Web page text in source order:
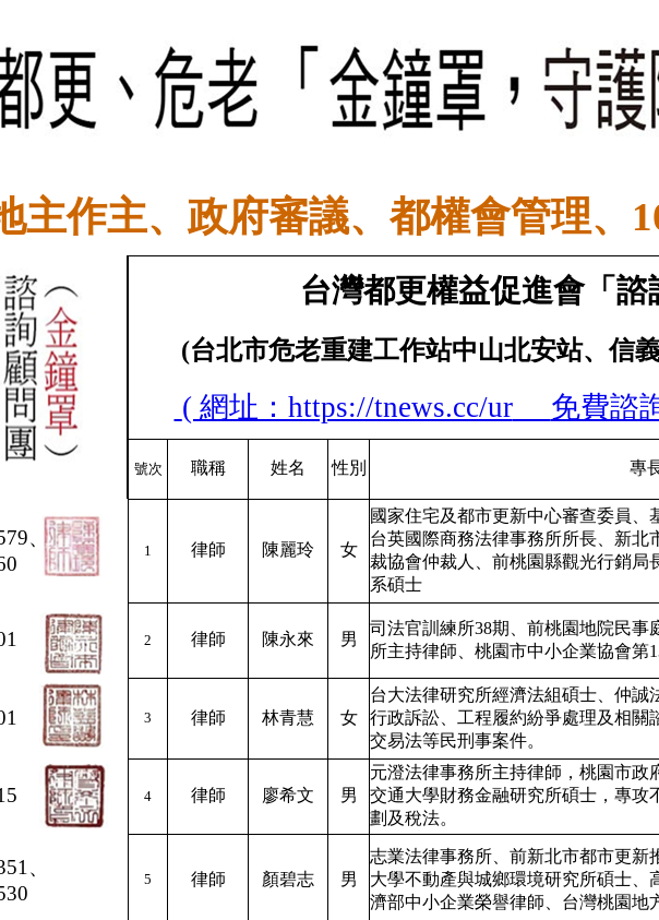
主作主、政府審議、都權會管理、
台灣都更權益促進會「諮
(台北市危老重建工作站中山北安站、信
( 網址：https://tnews.cc/ur 免費諮
號次 職稱 姓名 性別 專
、
1 律師 陳麗玲 女
國家住宅及都市更新中心審查委員、
台英國際商務法律事務所所長、新北
裁協會仲裁人、前桃園縣觀光行銷局
系碩士
2 律師 陳永來 男
司法官訓練所38期、前桃園地院民事
所主持律師、桃園市中小企業協會第
3 律師 林青慧 女
台大法律研究所經濟法組碩士、仲誠
行政訴訟、工程履約紛爭處理及相關
交易法等民刑事案件。
4 律師 廖希文 男
元澄法律事務所主持律師，桃園市政
交通大學財務金融研究所碩士，專攻
劃及稅法。
、
5 律師 顏碧志 男
志業法律事務所、前新北市都市更新
大學不動產與城鄉環境研究所碩士、
濟部中小企業榮譽律師、台灣桃園地